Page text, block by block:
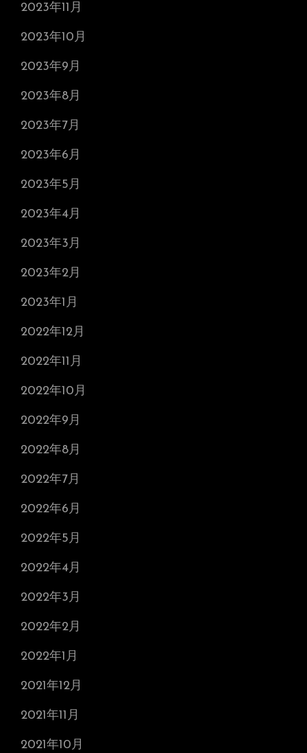
2023年11月
2023年10月
2023年9月
2023年8月
2023年7月
2023年6月
2023年5月
2023年4月
2023年3月
2023年2月
2023年1月
2022年12月
2022年11月
2022年10月
2022年9月
2022年8月
2022年7月
2022年6月
2022年5月
2022年4月
2022年3月
2022年2月
2022年1月
2021年12月
2021年11月
2021年10月